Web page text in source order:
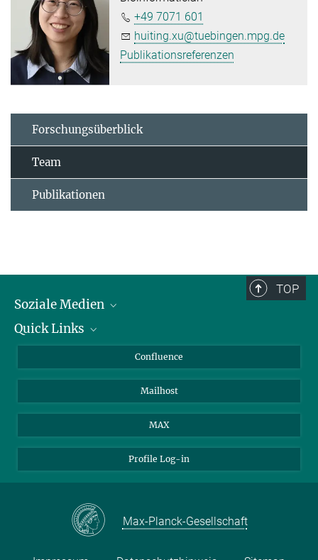
+49 7071 601
huiting.xu@tuebingen.mpg.de
Publikationsreferenzen
Forschungsüberblick
Team
Publikationen
TOP
Soziale Medien
LinkedIn
YouTube
Quick Links
Über Tiere in der Forschung
Ihr Weg zu uns
Confluence
Mailhost
MAX
Profile Log-in
Max-Planck-Gesellschaft